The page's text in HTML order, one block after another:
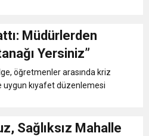
Müdürlerden
Yersiniz”
öğretmenler arasında kriz
uygun kıyafet düzenlemesi
Sağlıksız Mahalle